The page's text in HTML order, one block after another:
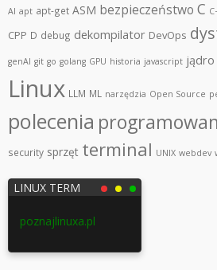
AI apt apt-get ASM bezpieczeństwo C
CPP D debug dekompilator DevOps
genAI git go golang GPU historia javascript jądro
Linux LLM ML narzędzia Open Source
polecenia
security sprzęt terminal UNIX webdev
LINUX TERM
poznajlinuxa.pl